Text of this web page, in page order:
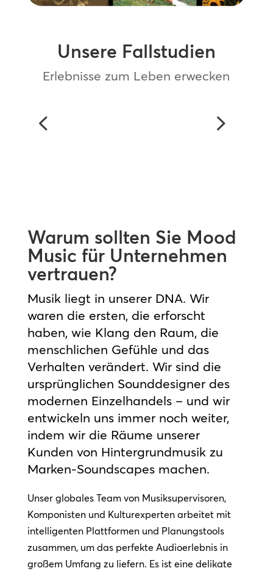
Unsere Fallstudien
Erlebnisse zum Leben erwecken
Jamba Case Study
Warum sollten Sie Mood
Music für Unternehmen
vertrauen?
Musik liegt in unserer DNA. Wir
waren die ersten, die erforscht
haben, wie Klang den Raum, die
menschlichen Gefühle und das
Verhalten verändert. Wir sind die
ursprünglichen Sounddesigner des
modernen Einzelhandels – und wir
entwickeln uns immer noch weiter,
indem wir die Räume unserer
Kunden von Hintergrundmusik zu
Marken-Soundscapes machen.
Unser globales Team von Musiksupervisoren,
Komponisten und Kulturexperten arbeitet mit
intelligenten Plattformen und Planungstools
zusammen, um das perfekte Audioerlebnis in
großem Umfang zu liefern. Es ist eine delikate